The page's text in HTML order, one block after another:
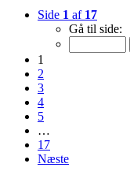
Side 1 af 17
Gå til side:
1
2
3
4
5
…
17
Næste